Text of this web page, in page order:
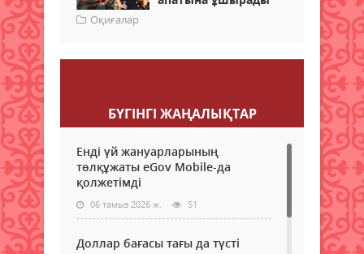
Оқиғалар
БҮГІНГI ЖАҢАЛЫҚТАР
Енді үй жануарларының
төлқұжаты eGov Mobile-да
қолжетімді
06 тамыз 2026 ж. 51
Доллар бағасы тағы да түсті